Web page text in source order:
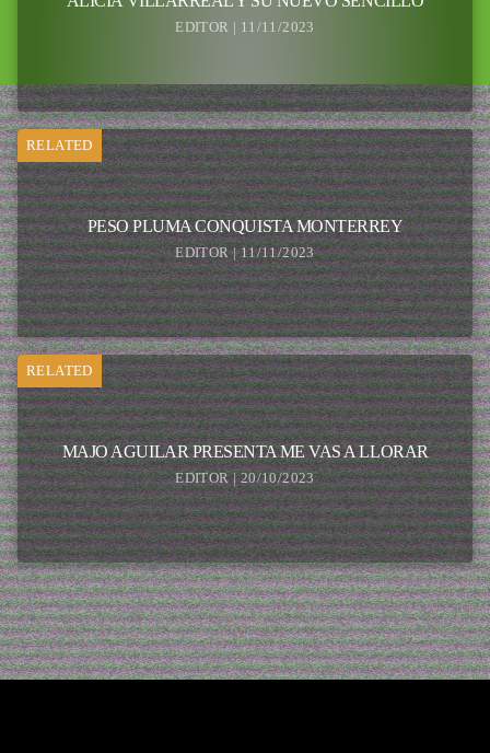
EDITOR | 11/11/2023
RELATED
PESO PLUMA CONQUISTA MONTERREY
EDITOR | 11/11/2023
RELATED
MAJO AGUILAR PRESENTA ME VAS A LLORAR
EDITOR | 20/10/2023